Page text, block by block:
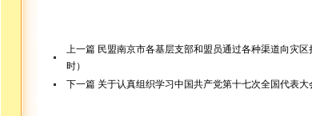
上一篇 民盟南京市各基层支部和盟员通过各种渠道向灾区
时）
下一篇 关于认真组织学习中国共产党第十七次全国代表大